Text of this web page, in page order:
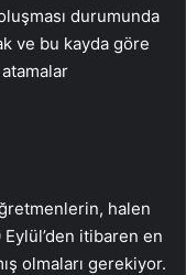
durumunda
ve bu kayda göre
halen
itibaren en
olmaları gerekiyor.